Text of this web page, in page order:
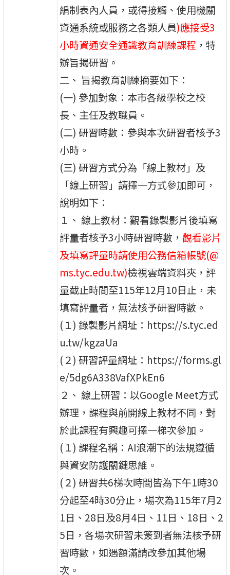
編制表內人員，或得接觸、使用機關
資通系統或服務之各類人員)應接受3
小時資通安全通識教育訓練課程 ，特
辦旨揭研習。
二、 旨揭教育訓練摘要如下：
(一) 參加對象：本市各級學校之校
長、主任及教職員。
(二) 研習時數：參與本次研習者核予3
小時。
(三) 研習方式分為「線上教材」及
「線上研習」請擇一方式參加即可，
說明如下：
１、 線上教材：觀看錄製影片後填寫
評量者核予3小時研習時數，觀看影片
及填寫評量時請使用公務信箱帳號(@
ms.tyc.edu.tw)檢視雲端資料夾，評
量截止時間至115年12月10日止，未
填寫評量者，無法核予研習時數。
(１) 錄製影片網址：https://s.tyc.ed
u.tw/kgzaUa
(２) 研習評量網址：https://forms.gl
e/5dg6A338VafXPkEn6
２、 線上研習：以Google Meet方式
辦理，課程與前開線上教材不同，對
於此課程有興趣可擇一梯次參加。
(１) 課程名稱：AI浪潮下的法規遵循
與資安防護關鍵思維。
(２) 研習共6梯次時間皆為下午1時30
分起至4時30分止，場次為115年7月2
1日、28日及8月4日、11日、18日、2
5日，各場次研習未簽到者無法核予研
習時數，如遇額滿請改參加其他場
次。